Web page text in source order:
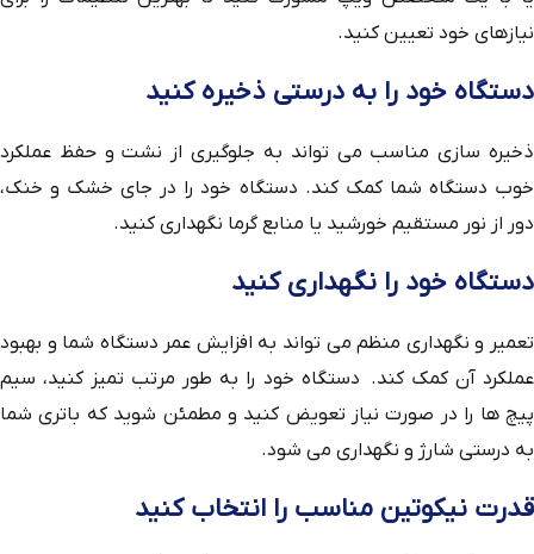
نیازهای خود تعیین کنید.
دستگاه خود را به درستی ذخیره کنید
ذخیره سازی مناسب می تواند به جلوگیری از نشت و حفظ عملکرد
خوب دستگاه شما کمک کند. دستگاه خود را در جای خشک و خنک،
دور از نور مستقیم خورشید یا منابع گرما نگهداری کنید.
دستگاه خود را نگهداری کنید
تعمیر و نگهداری منظم می تواند به افزایش عمر دستگاه شما و بهبود
عملکرد آن کمک کند. دستگاه خود را به طور مرتب تمیز کنید، سیم
پیچ ها را در صورت نیاز تعویض کنید و مطمئن شوید که باتری شما
به درستی شارژ و نگهداری می شود.
قدرت نیکوتین مناسب را انتخاب کنید